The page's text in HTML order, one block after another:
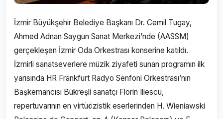
İzmir Büyükşehir Belediye Başkanı Dr. Cemil Tugay,
Ahmed Adnan Saygun Sanat Merkezi’nde (AASSM)
gerçekleşen İzmir Oda Orkestrası konserine katıldı.
İzmirli sanatseverlere müzik ziyafeti sunan programın ilk
yarısında HR Frankfurt Radyo Senfoni Orkestrası’nın
Başkemancısı Bükreşli sanatçı Florin Iliescu,
repertuvarının en virtüözistik eserlerinden H. Wieniawski